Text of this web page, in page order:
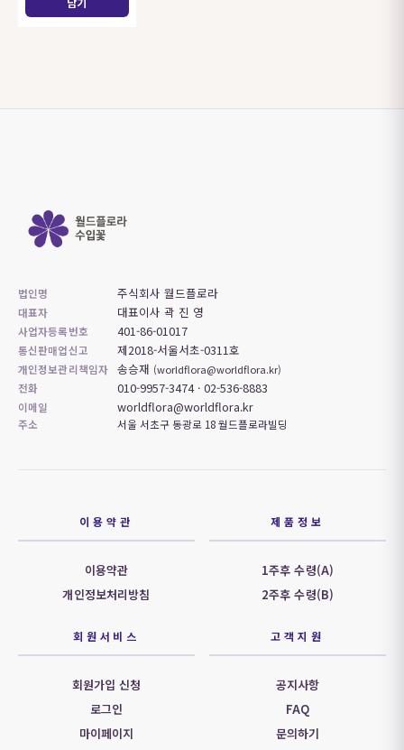
법인명 주식회사 월드플로라
대표자 대표이사 곽 진 영
사업자등록번호 401-86-01017
통신판매업신고 제2018-서울서초-0311호
개인정보관리책임자 송승재 (worldflora@worldflora.kr)
전화
010-9957-3474 · 02-536-8883
이메일 worldflora@worldflora.kr
주소 서울 서초구 동광로 18 월드플로라빌딩
이용약관
이용약관
개인정보처리방침
제품정보
1주후 수령(A)
2주후 수령(B)
회원서비스
회원가입 신청
로그인
마이페이지
고객지원
공지사항
FAQ
문의하기